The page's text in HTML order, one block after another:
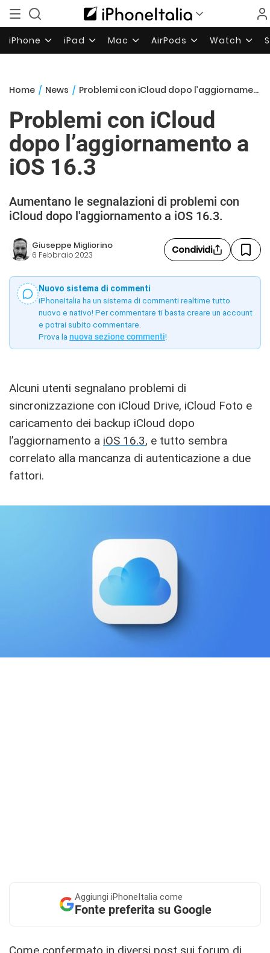
iPhone iPad Mac AirPods Watch
Home / News / Problemi con iCloud dopo l’aggiornamento a iOS 16.3
Problemi con iCloud
dopo l’aggiornamento a
iOS 16.3
Aumentano le segnalazioni di problemi con
iCloud dopo l'aggiornamento a iOS 16.3.
Giuseppe Migliorino
6 Febbraio 2023 Condividi
Nuovo sistema di commenti
iPhoneItalia ha un sistema di commenti realtime tutto
nuovo e nativo! Per commentare ti basta creare un account
e potrai subito commentare.
Prova la nuova sezione commenti!
Alcuni utenti segnalano problemi di
sincronizzazione con iCloud Drive, iCloud Foto e
caricamento dei backup iCloud dopo
l’aggiornamento a iOS 16.3, e tutto sembra
correlato alla mancanza di autenticazione a due
fattori.
Aggiungi iPhoneItalia come
Fonte preferita su Google
Come confermato in diversi post sui forum di